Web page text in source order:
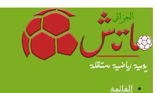
القائمة